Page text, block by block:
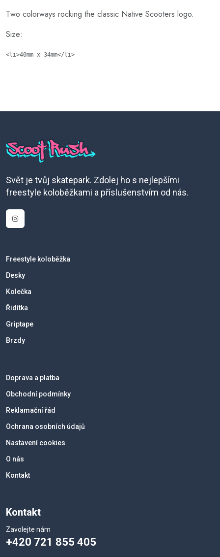
Two colorways rocking the classic Native Scooters logo.
Size:
<li>40mm x 34mm</li>
Svět je tvůj skatepark. Zdolej ho s nejlepšími
freestyle koloběžkami a příslušenstvím od nás.
Freestyle koloběžka
Desky
Kolečka
Řidítka
Griptape
Brzdy
Doprava a platba
Obchodní podmínky
Reklamační řád
Ochrana osobních údajů
Nastavení cookies
O nás
Kontakt
Kontakt
Zavolejte nám
+420 721 855 405